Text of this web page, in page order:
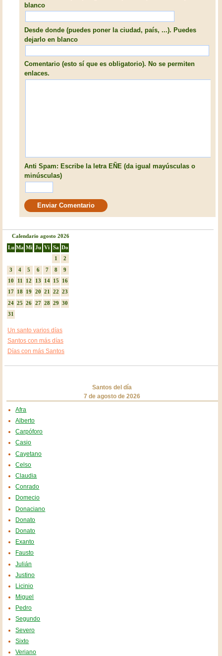
blanco
Desde donde (puedes poner la ciudad, país, ...). Puedes
dejarlo en blanco
Comentario (esto sí que es obligatorio). No se permiten
enlaces.
Anti Spam: Escribe la letra EÑE (da igual mayúsculas o
minúsculas)
Calendario agosto 2026
Lu Ma Mi Ju Vi Sa Do
1
2
3
4 5 6 7 8
9
10
11 12 13 14 15
16
17 18 19 20 21 22
23
24 25 26 27 28 29
30
31
Un santo varios días
Santos con más días
Días con más Santos
Santos del día
7 de agosto de 2026
Afra
Alberto
Carpóforo
Casio
Cayetano
Celso
Claudia
Conrado
Domecio
Donaciano
Donato
Donato
Exanto
Fausto
Julián
Justino
Licinio
Miguel
Pedro
Segundo
Severo
Sixto
Veriano